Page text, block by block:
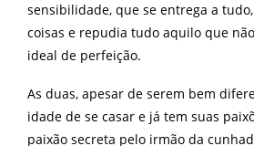
sensibilidade, que se entrega a
coisas e repudia tudo aquilo que
ideal de perfeição.
As duas, apesar de serem bem
idade de se casar e já tem suas
paixão secreta pelo irmão da